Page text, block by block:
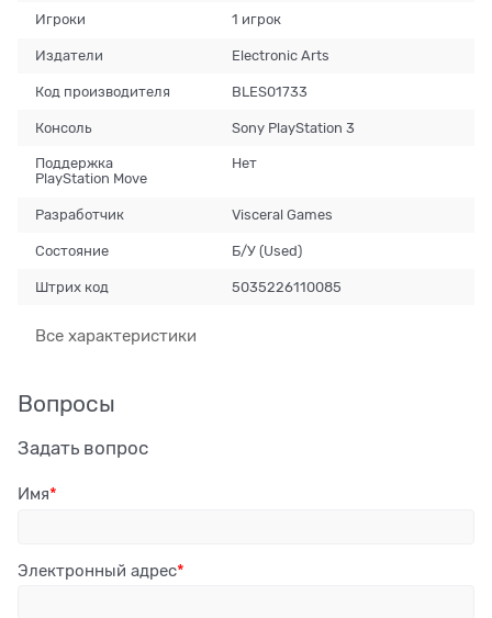
Игроки 1 игрок
Издатели Electronic Arts
Код производителя BLES01733
Консоль Sony PlayStation 3
Поддержка
PlayStation Move
Нет
Разработчик Visceral Games
Состояние Б/У (Used)
Штрих код 5035226110085
Все характеристики
Вопросы
Задать вопрос
Имя
Электронный адрес